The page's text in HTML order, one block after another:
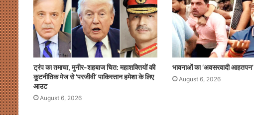
ट्रंप का तमाचा, मुनीर-शहबाज चित: महाशक्तियों की
कूटनीतिक मेज से ‘परजीवी’ पाकिस्तान हमेशा के लिए
आउट
August 6, 2026
भावनाओं का ‘अवसरवादी आहतपन’
August 6, 2026